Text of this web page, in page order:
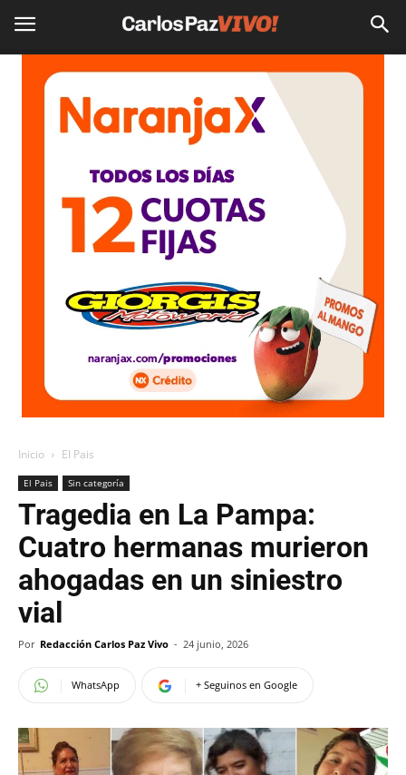
Inicio El Pais
El Pais Sin categoría
Tragedia en La Pampa:
Cuatro hermanas murieron
ahogadas en un siniestro
vial
Por Redacción Carlos Paz Vivo - 24 junio, 2026
WhatsApp + Seguinos en Google